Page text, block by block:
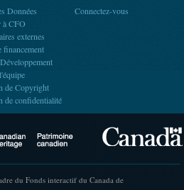
Données
à CFO
externes
financement
de Copyright
de confidentialité
Connectez-vous
Canadian Heritage
du Fonds interactif du Canada de